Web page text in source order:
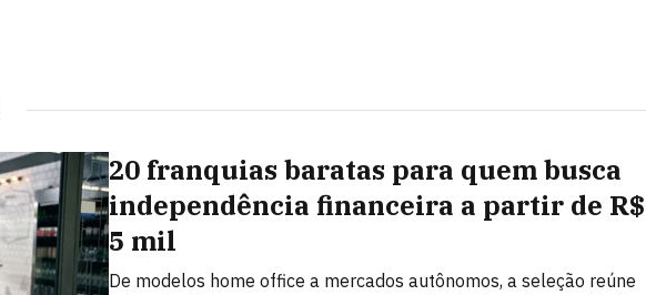
20 franquias baratas para quem busca
independência financeira a partir de R$
5 mil
De modelos home office a mercados autônomos, a seleção reúne